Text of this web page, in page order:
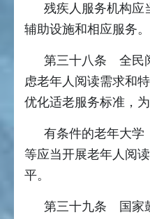
残疾人服务机构应
辅助设施和相应服务。
第三十八条 全民
虑老年人阅读需求和
优化适老服务标准，
有条件的老年大学
等应当开展老年人阅
平。
第三十九条 国家